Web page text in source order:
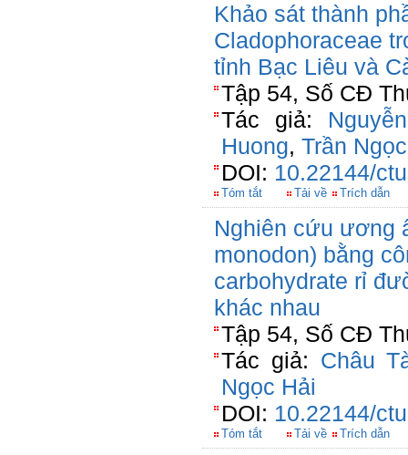
Khảo sát thành
Cladophoraceae
tỉnh Bạc Liêu và
Tập 54, Số CĐ
Tác giả:
Huong, Trần
DOI: 10.22144/
Tóm tắt Tải về Trích dẫn
Nghiên cứu ương
monodon) bằng
carbohydrate rỉ
khác nhau
Tập 54, Số CĐ
Tác giả: Châu
Ngọc Hải
DOI: 10.22144/
Tóm tắt Tải về Trích dẫn